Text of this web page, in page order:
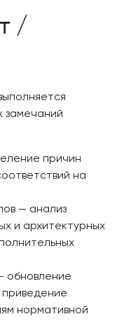
/
замечаний
причин
на
— анализ
и архитектурных
обновление
нормативной